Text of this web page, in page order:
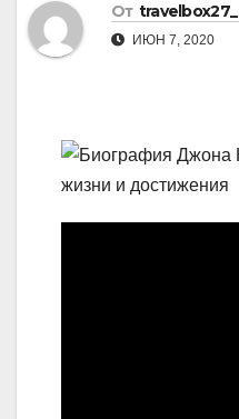
От travelbox27_
ИЮН 7, 2020